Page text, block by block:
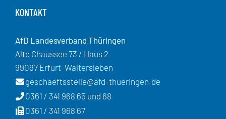
KONTAKT
AfD Landesverband Thüringen
Alte Chaussee 73 / Haus 2
99097 Erfurt-Waltersleben
geschaeftsstelle@afd-thueringen.de
0361 / 341 968 65 und 68
0361 / 341 968 67